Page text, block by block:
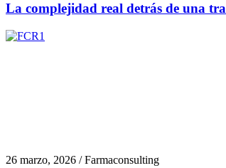
La complejidad real detrás de una
26 marzo, 2026 / Farmaconsulting